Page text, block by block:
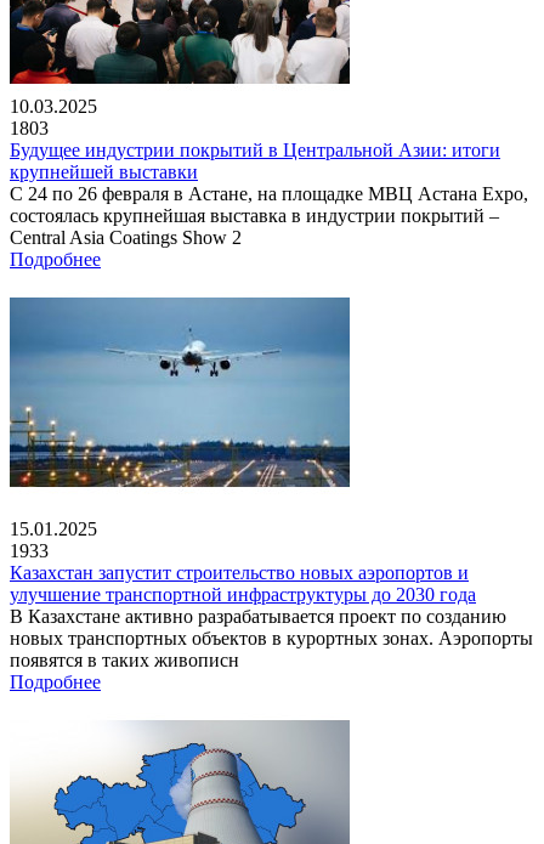
10.03.2025
1803
Будущее индустрии покрытий в Центральной Азии: итоги
крупнейшей выставки
С 24 по 26 февраля в Астане, на площадке МВЦ Астана Expo,
состоялась крупнейшая выставка в индустрии покрытий –
Central Asia Coatings Show 2
Подробнее
15.01.2025
1933
Казахстан запустит строительство новых аэропортов и
улучшение транспортной инфраструктуры до 2030 года
В Казахстане активно разрабатывается проект по созданию
новых транспортных объектов в курортных зонах. Аэропорты
появятся в таких живописн
Подробнее